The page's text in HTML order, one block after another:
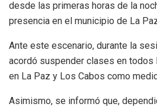
desde las primeras horas de la
presencia en el municipio de La
Ante este escenario, durante la
acordó suspender clases en
en La Paz y Los Cabos como
Asimismo, se informó que,